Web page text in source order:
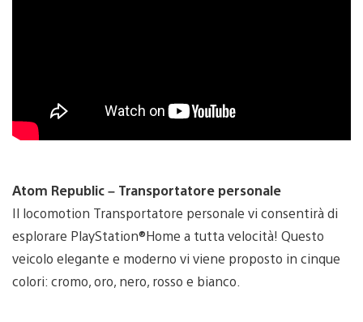
Atom Republic – Transportatore personale
Il locomotion Transportatore personale vi consentirà di
esplorare PlayStation®Home a tutta velocità! Questo
veicolo elegante e moderno vi viene proposto in cinque
colori: cromo, oro, nero, rosso e bianco.